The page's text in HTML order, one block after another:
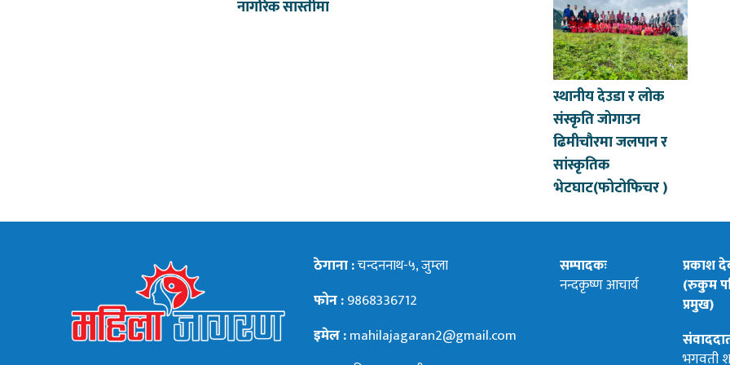
नागरिक सास्तीमा
स्थानीय देउडा र लोक
संस्कृति जोगाउन
ढिमीचौरमा जलपान र
सांस्कृतिक
भेटघाट(फोटोफिचर )
ठेगाना :चन्दननाथ-५, जुम्ला
फोन :9868336712
इमेल :mahilajagaran2@gmail.com
सम्पादकः
नन्दकृष्ण आचार्य
प्रकाश
(रुकुम
प्रमुख)
भगवती